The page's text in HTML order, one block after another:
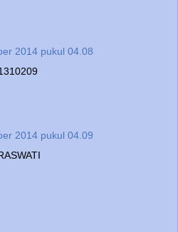
2014 pukul 04.08
2014 pukul 04.09